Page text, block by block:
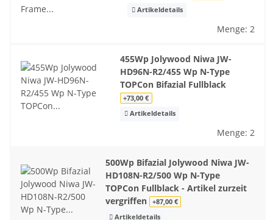
Artikeldetails
Menge: 2
455Wp Jolywood Niwa JW-
HD96N-R2/455 Wp N-Type
TOPCon Bifazial Fullblack
+73,00 €
Artikeldetails
Menge: 2
500Wp Bifazial Jolywood Niwa JW-
HD108N-R2/500 Wp N-Type
TOPCon Fullblack - Artikel zurzeit
vergriffen
+87,00 €
Artikeldetails